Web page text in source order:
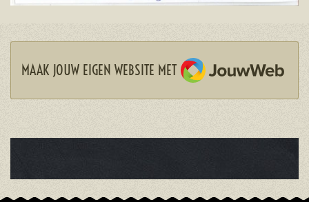
MAAK JOUW EIGEN WEBSITE MET
JOUWWEB